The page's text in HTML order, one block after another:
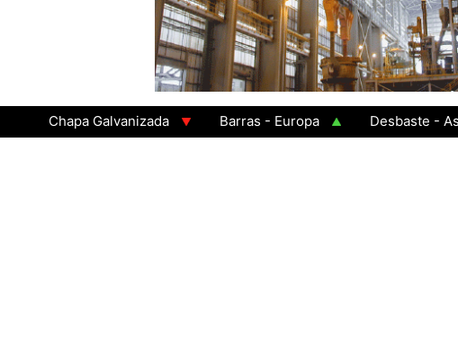
Chapa Galvanizada Barras - Europa Desbaste - Asia